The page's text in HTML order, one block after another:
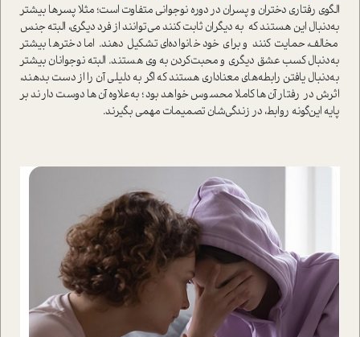
الگوي رفتاري دختران و پسران در دوره نوجواني متفاوت است؛ مثلا پسرها بيشتر
به‌دنبال اين هستند كه به ديگران ثابت كنند می‌توانند از فرد ديگري، البته جنس
مخالف، حمايت كنند و براي خود خانواده‌اي تشكيل دهند. اما دخترها بيشتر
به‌دنبال كسب عشق ديگر‌ي و محبت‌كردن به وی هستند. البته نوجوانان بيشتر
به‌دنبال يافتن رابطه‌هاي معناداري هستند كه اگر به دليلي آن را از دست بدهند،
اثرش در رفتار آن‌ها كاملا محسوس خواهد بود؛ به‌علاوه آن‌ها دوست دارند بر
پايه اين‌گونه روابط، در زندگی‌شان تصميمات مهمی بگيرند.